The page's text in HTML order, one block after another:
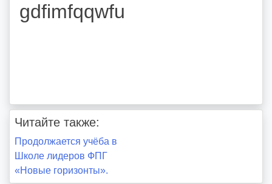
gdfimfqqwfu
Читайте также:
Навигация
по
Продолжается учёба в
Школе лидеров ФПГ
«Новые горизонты».